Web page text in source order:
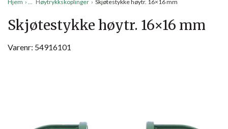
Hjem › Høytrykkskoplinger › Skjøtestykke høytr. 16×16 mm
Skjøtestykke høytr. 16×16 mm
Varenr: 54916101